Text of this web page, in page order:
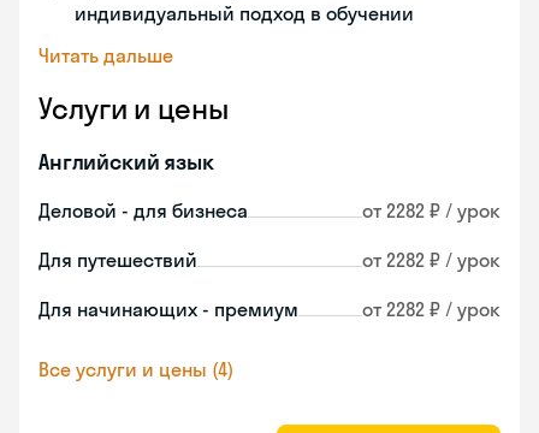
индивидуальный подход в обучении
Читать дальше
Услуги и цены
Английский язык
Деловой - для бизнеса от 2282 ₽ / урок
Для путешествий от 2282 ₽ / урок
Для начинающих - премиум от 2282 ₽ / урок
Все услуги и цены (4)